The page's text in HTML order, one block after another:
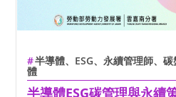
半導體、ESG、永續管理師、
體
半導體ESG碳管理與永續